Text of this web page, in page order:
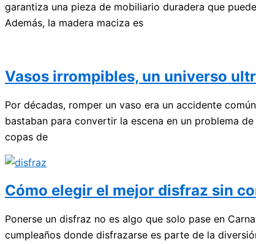
garantiza una pieza de mobiliario duradera que
Además, la madera maciza es
Vasos irrompibles, un universo
Por décadas, romper un vaso era un accidente
bastaban para convertir la escena en un problema
copas de
Cómo elegir el mejor disfraz sin
Ponerse un disfraz no es algo que solo pase en
cumpleaños donde disfrazarse es parte de la